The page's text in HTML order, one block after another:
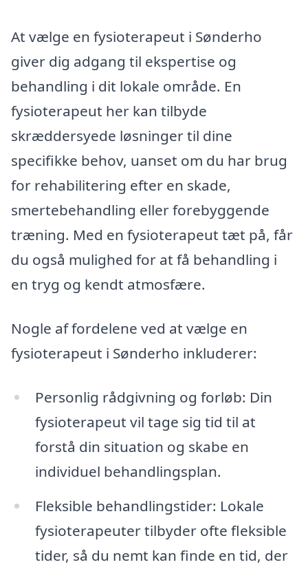
At vælge en fysioterapeut i Sønderho
giver dig adgang til ekspertise og
behandling i dit lokale område. En
fysioterapeut her kan tilbyde
skræddersyede løsninger til dine
specifikke behov, uanset om du har brug
for rehabilitering efter en skade,
smertebehandling eller forebyggende
træning. Med en fysioterapeut tæt på, får
du også mulighed for at få behandling i
en tryg og kendt atmosfære.
Nogle af fordelene ved at vælge en
fysioterapeut i Sønderho inkluderer:
Personlig rådgivning og forløb: Din
fysioterapeut vil tage sig tid til at
forstå din situation og skabe en
individuel behandlingsplan.
Fleksible behandlingstider: Lokale
fysioterapeuter tilbyder ofte fleksible
tider, så du nemt kan finde en tid, der